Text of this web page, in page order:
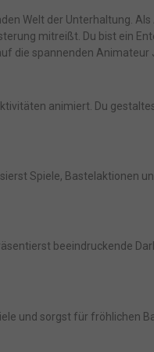
Welt der Unterhaltung.
mitreißt. Du bist ein
die spannenden Animateur
animiert. Du
Spiele, Bastelaktionen
beeindruckende
und sorgst für fröhlichen
Bitte beachten Sie, dass
alle Funktionen der
Cookies. Sie können
sich weitere Informationen
auswählen.
und sind für die
Publishern verwendet, um
indem sie Besucher über